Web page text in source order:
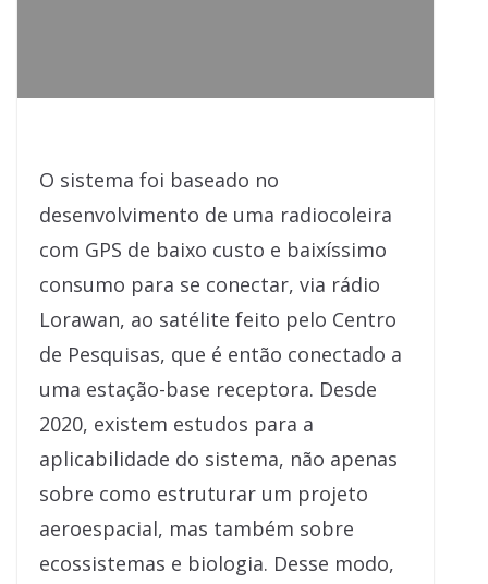
O sistema foi baseado no
desenvolvimento de uma radiocoleira
com GPS de baixo custo e baixíssimo
consumo para se conectar, via rádio
Lorawan, ao satélite feito pelo Centro
de Pesquisas, que é então conectado a
uma estação-base receptora. Desde
2020, existem estudos para a
aplicabilidade do sistema, não apenas
sobre como estruturar um projeto
aeroespacial, mas também sobre
ecossistemas e biologia. Desse modo,